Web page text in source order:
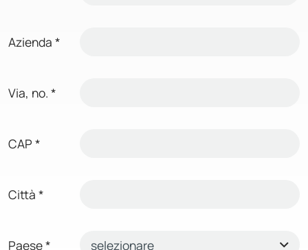
Azienda *
Via, no. *
CAP *
Città *
Paese*